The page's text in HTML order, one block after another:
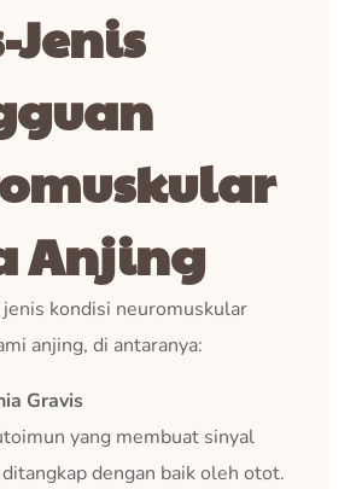
Jenis
Anjing
kondisi neuromuskular
anjing, di antaranya:
Gravis
yang membuat sinyal
dengan baik oleh otot.